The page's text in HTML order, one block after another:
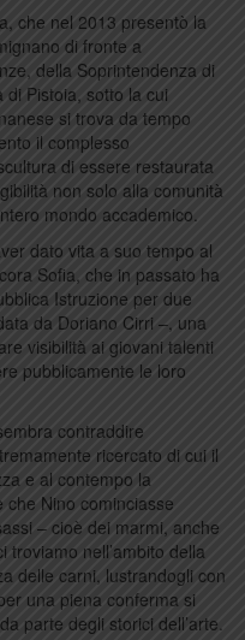
che nel 2013 presentò la
di fronte a
della Soprintendenza di
Pistoia, sotto la cui
si trova da tempo
il complesso
di essere restaurata
non solo alla comunità
mondo accademico.
dato vita a suo tempo al
Sofia, che in passato ha
Istruzione per due
da Doriano Cirri –, una
visibilità ai giovani talenti
pubblicamente le loro
contraddire
ricercato di cui il
e al contempo la
Nino cominciasse
– cioè dei marmi, anche
troviamo nell’ambito della
delle carni, lustrandogli con
una piena conferma si
parte degli storici dell’arte.